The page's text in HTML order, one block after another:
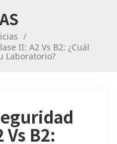
/
II: A2 Vs B2: ¿Cuál
Laboratorio?
Vs B2: